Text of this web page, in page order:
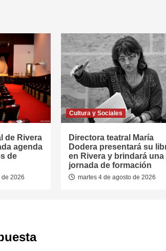
de Rivera
agenda
de
2026
Cultura y Sociales
Directora teatral María
Dodera presentará su
en Rivera y brindará una
jornada de formación
martes 4 de agosto de 2026